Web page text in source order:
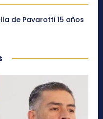
de Pavarotti 15 años